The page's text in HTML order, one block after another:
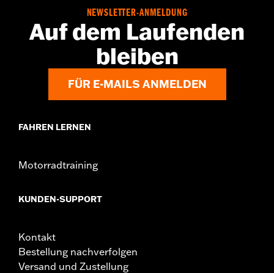
FrontreiÃŸverschluss,ReiÃŸverschlusstaschen
ReiÃŸverschluss innen Reflektierend Mit Protektoren
Protektorentaschen
2 Jahre beschränkte Garantie – Alle Details dazu auf
www.h-d.com/warranty
Importiert
NEWSLETTER-ANMELDUNG
Auf dem Laufenden
bleiben
FÜR E-MAILS ANMELDEN
FAHREN LERNEN
Motorradtraining
KUNDEN-SUPPORT
Kontakt
Bestellung nachverfolgen
Versand und Zustellung